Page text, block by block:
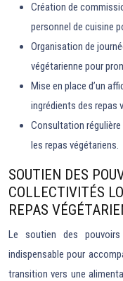
Création de
personnel de cuisine
Organisation de
végétarienne pour
Mise en place d’un
ingrédients des repas
Consultation
les repas végétariens.
SOUTIEN DES
COLLECTIVITÉS
REPAS
Le soutien des
indispensable pour
transition vers une